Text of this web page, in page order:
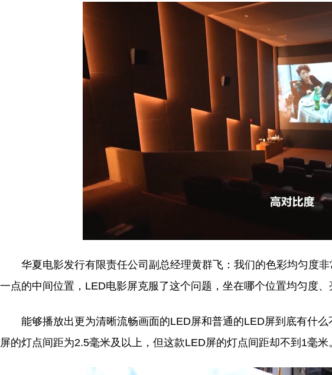
华夏电影发行有限责任公司副总经理黄群飞：我们的色彩均匀度非
一点的中间位置，LED电影屏克服了这个问题，坐在哪个位置均匀度、
能够播放出更为清晰流畅画面的LED屏和普通的LED屏到底有什么
屏的灯点间距为2.5毫米及以上，但这款LED屏的灯点间距却不到1毫米